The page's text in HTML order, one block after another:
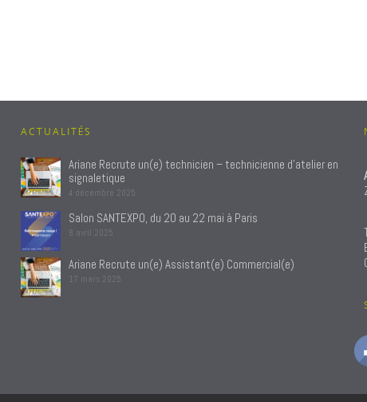
ACTUALITÉS
Ariane Recrute un(e) technicien – technicienne d’atelier en
signaletique
4 décembre 2025
Salon SANTEXPO, du 20 au 22 mai à Paris
8 avril 2025
Ariane Recrute un(e) Assistant(e) Commercial(e)
17 mars 2025